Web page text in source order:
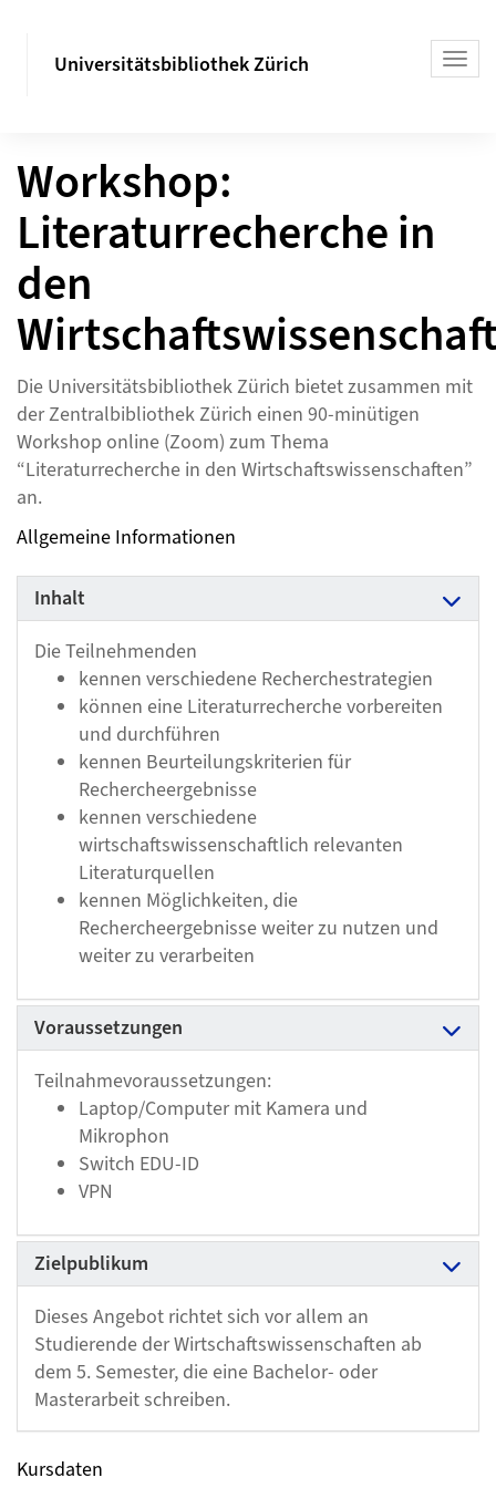
Universitätsbibliothek Zürich
Workshop:
Literaturrecherche in
den
Die Universitätsbibliothek Zürich bietet zusammen mit
der Zentralbibliothek Zürich einen 90-minütigen
Workshop online (Zoom) zum Thema
“Literaturrecherche in den Wirtschaftswissenschaften”
an.
Allgemeine Informationen
Inhalt
Die Teilnehmenden
kennen verschiedene Recherchestrategien
können eine Literaturrecherche vorbereiten
und durchführen
kennen Beurteilungskriterien für
Rechercheergebnisse
kennen verschiedene
wirtschaftswissenschaftlich relevanten
Literaturquellen
kennen Möglichkeiten, die
Rechercheergebnisse weiter zu nutzen und
weiter zu verarbeiten
Voraussetzungen
Teilnahmevoraussetzungen:
Laptop/Computer mit Kamera und
Mikrophon
Switch EDU-ID
VPN
Zielpublikum
Dieses Angebot richtet sich vor allem an
Studierende der Wirtschaftswissenschaften ab
dem 5. Semester, die eine Bachelor- oder
Masterarbeit schreiben.
Kursdaten